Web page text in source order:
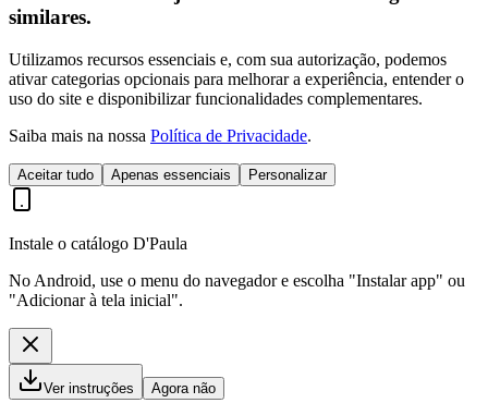
similares.
Utilizamos recursos essenciais e, com sua autorização, podemos
ativar categorias opcionais para melhorar a experiência, entender o
uso do site e disponibilizar funcionalidades complementares.
Saiba mais na nossa Política de Privacidade.
Aceitar tudo Apenas essenciais Personalizar
Instale o catálogo D'Paula
No Android, use o menu do navegador e escolha "Instalar app" ou
"Adicionar à tela inicial".
Ver instruções Agora não